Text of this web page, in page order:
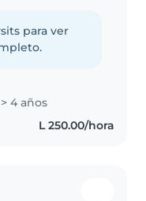
para ver
4 años
L 250.00/hora